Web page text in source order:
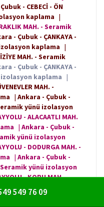
- CEBECİ - ÖN
kaplama |
MAH. - Seramik
- Çubuk - ÇANKAYA -
izolasyon kaplama |
MAH. - Seramik
- Çubuk - ÇANKAYA -
izolasyon kaplama |
MAH. -
| Ankara - Çubuk -
Seramik yünü izolasyon
- ALACAATLI MAH.
| Ankara - Çubuk -
yünü izolasyon
- DODURGA MAH. -
| Ankara - Çubuk -
Seramik yünü izolasyon
- KORU MAH. -
| Ankara - Çubuk -
KIŞLALI MAH. -
549 76 09